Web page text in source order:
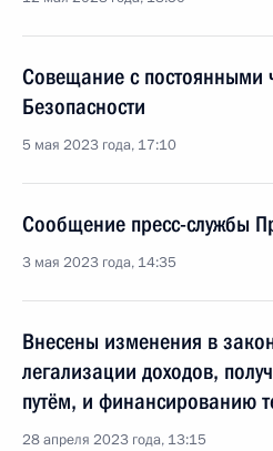
Совещание с постоянными
Безопасности
5 мая 2023 года, 17:10
Сообщение пресс-службы
3 мая 2023 года, 14:35
Внесены изменения в
легализации доходов,
путём, и финансированию
28 апреля 2023 года, 13:15